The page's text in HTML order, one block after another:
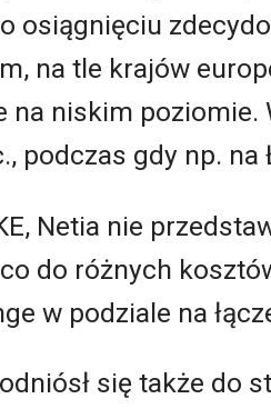
osiągnięciu
na tle krajów
na niskim poziomie.
podczas gdy np.
Netia nie
do różnych
w podziale na
się także do